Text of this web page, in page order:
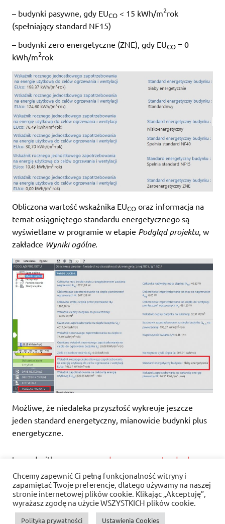
– budynki pasywne, gdy EUCO < 15 kWh/m2rok
(spełniający standard NF15)
– budynki zero energetyczne (ZNE), gdy EUCO = 0
kWh/m2rok
Obliczona wartość wskaźnika EUCO oraz informacja na
temat osiągniętego standardu energetycznego są
wyświetlane w programie w etapie Podgląd projektu, w
zakładce Wyniki ogólne.
Możliwe, że niedaleka przyszłość wykreuje jeszcze
jeden standard energetyczny, mianowicie budynki plus
energetyczne.
tagged with energooszczędny standard
Funkcje programu
Projektowana charakterystyka energetyczna
Chcemy zapewnić Ci pełną funkcjonalność witryny i
zapamiętać Twoje preferencje, dlatego używamy na naszej
stronie internetowej plików cookie. Klikając „Akceptuję”,
wyrażasz zgodę na użycie WSZYSTKICH plików cookie.
Polityka prywatności Ustawienia Cookies